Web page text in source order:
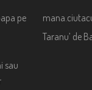
pe
sau
Taranu’ de